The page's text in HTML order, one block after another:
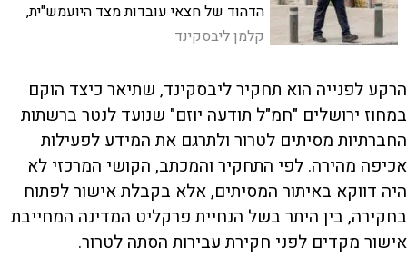
הדהוד של חצאי עובדות מצד היועמש"ית,
והחלטה של בג"צ שפגעה במאמץ לאתר
מסיתים לטרור. מדור ההסתות, הסיפור המלא
קלמן ליבסקינד
הרקע לפנייה הוא תחקיר ליבסקינד, שתיאר כיצד הוקם
במחוז ירושלים "חמ"ל תודעה יוזם" שנועד לנטר ברשתות
החברתיות מסיתים לטרור ולתרגם את המידע לפעילות
אכיפה מהירה. לפי התחקיר והמכתב, הקושי המרכזי לא
היה דווקא באיתור המסיתים, אלא בקבלת אישור לפתוח
בחקירה, בין היתר בשל הנחיית פרקליט המדינה המחייבת
אישור מקדים לפני חקירת עבירות הסתה לטרור.